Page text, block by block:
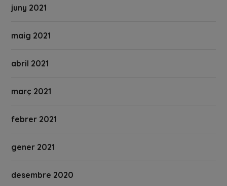
juny 2021
maig 2021
abril 2021
març 2021
febrer 2021
gener 2021
desembre 2020